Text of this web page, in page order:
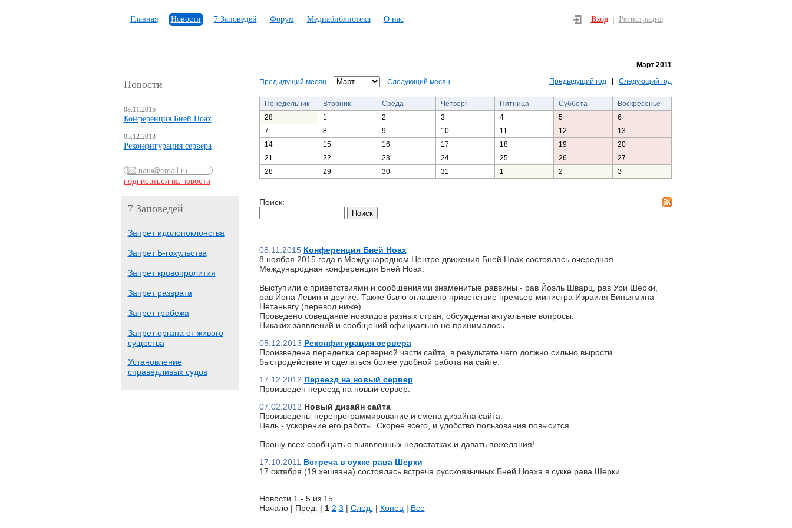
Главная Новости 7 Заповедей Форум Медиабиблиотека О нас Вход Регистрация
Новости
08.11.2015
Конференция Бней Ноах
05.12.2013
Реконфигурация сервера
7 Заповедей
Запрет идолопоклонства
Запрет Б-гохульства
Запрет кровопролития
Запрет разврата
Запрет грабежа
Запрет органа от живого
существа
Установление
справедливых судов
Март 2011
Предыдущий месяц Следующий месяц Предыдущий год| Следующий год
Понедельник Вторник Среда Четверг Пятница Суббота
Воскресенье
28
1 2 3 4 5
6
7
8 9 10 11 12
13
14
15 16 17 18 19
20
21
22 23 24 25 26
27
28
29 30 31 1 2 3
Поиск:
08.11.2015 Конференция Бней Ноах
8 ноября 2015 года в Международном Центре движения Бней Ноах состоялась очередная
Международная конференция Бней Ноах.
Выступили с приветствиями и сообщениями знаменитые раввины - рав Йоэль Шварц, рав Ури Шерки,
рав Йона Левин и другие. Также было оглашено приветствие премьер-министра Израиля Биньямина
Нетаньягу (перевод ниже).
Проведено совещание ноахидов разных стран, обсуждены актуальные вопросы.
Никаких заявлений и сообщений официально не принималось.
05.12.2013 Реконфигурация сервера
Произведена переделка серверной части сайта, в результате чего должно сильно вырости
быстродействие и сделаться более удобной работа на сайте.
17.12.2012 Переезд на новый сервер
Произведён переезд на новый сервер.
07.02.2012 Новый дизайн сайта
Произведены перепрограммирование и смена дизайна сайта.
Цель - ускорение его работы. Скорее всего, и удобство пользования повысится...
Прошу всех сообщать о выявленных недостатках и давать пожелания!
17.10.2011 Встреча в сукке рава Шерки
17 октября (19 хешвана) состоялась встреча русскоязычных Бней Ноаха в сукке рава Шерки.
Новости 1 - 5 из 15
Начало | Пред. | 1 2 3 | След. | Конец | Все